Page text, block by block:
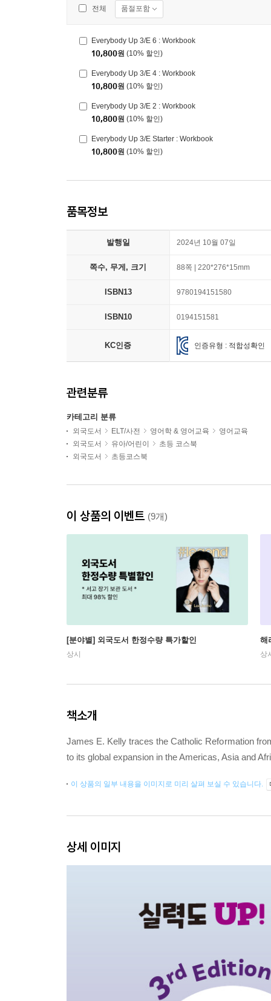
전체 품절포함
Everybody Up 3/E 6 : Workbook
10,800원 (10% 할인)
Everybody Up 3/E 4 : Workbook
10,800원 (10% 할인)
Everybody Up 3/E 2 : Workbook
10,800원 (10% 할인)
Everybody Up 3/E Starter : Workbook
10,800원 (10% 할인)
품목정보
발행일 2024년 10월 07일
쪽수, 무게, 크기 88쪽 | 220*276*15mm
ISBN13 9780194151580
ISBN10 0194151581
KC인증 인증유형 : 적합성확인
관련분류
카테고리 분류
외국도서 ELT/사전 영어학 & 영어교육
영어교육
외국도서
유아/어린이
초등 코스북
외국도서
초등코스북
이 상품의 이벤트 (9개)
[분야별] 외국도서 한정수량 특가할인
상시
해
상
책소개
James E. Kelly traces the Catholic Reformation
to its global expansion in the Americas, Asia and
이 상품의 일부 내용을 이미지로 미리 살펴 보실 수 있습니다.
상세 이미지